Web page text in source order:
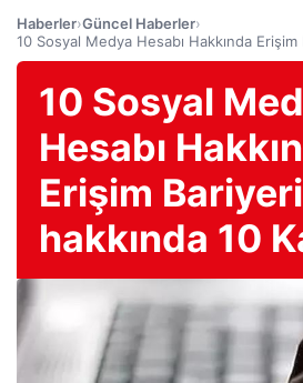
Haberler›Güncel Haberler›
10 Sosyal Medya Hesabı Hakkında
10 Sosyal
Hesabı
Erişim Bariyeri
hakkında 10